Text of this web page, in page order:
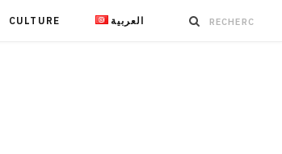
CULTURE العربية